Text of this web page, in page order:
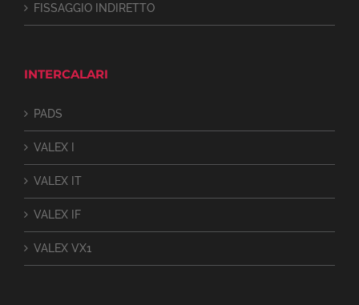
FISSAGGIO INDIRETTO
INTERCALARI
PADS
VALEX I
VALEX IT
VALEX IF
VALEX VX1